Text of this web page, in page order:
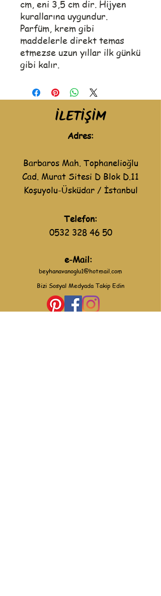
cm, eni 3,5 cm dir. Hijyen
kurallarına uygundur.
Parfüm, krem gibi
maddelerle direkt temas
etmezse uzun yıllar ilk günkü
gibi kalır.
İLETİŞİM
Adres:
Barbaros Mah. Tophanelioğlu
Cad. Murat Sitesi D Blok D.11
Koşuyolu-Üsküdar / İstanbul
Telefon:
0532 328 46 50
e-Mail:
beyhanavanoglu1@hotmail.com
Bizi Sosyal Medyada Takip Edin